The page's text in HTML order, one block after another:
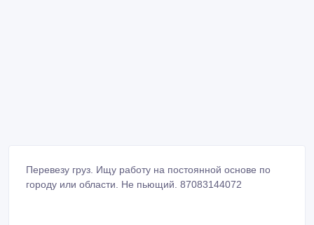
Перевезу груз. Ищу работу на постоянной основе по
городу или области. Не пьющий. 87083144072